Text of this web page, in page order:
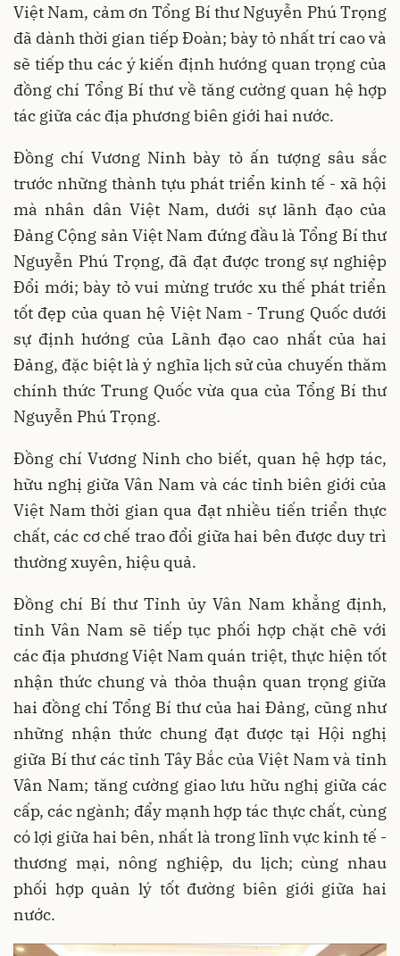
Việt Nam, cảm ơn Tổng Bí thư Nguyễn Phú Trọng
đã dành thời gian tiếp Đoàn; bày tỏ nhất trí cao và
sẽ tiếp thu các ý kiến định hướng quan trọng của
đồng chí Tổng Bí thư về tăng cường quan hệ hợp
tác giữa các địa phương biên giới hai nước.
Đồng chí Vương Ninh bày tỏ ấn tượng sâu sắc
trước những thành tựu phát triển kinh tế - xã hội
mà nhân dân Việt Nam, dưới sự lãnh đạo của
Đảng Cộng sản Việt Nam đứng đầu là Tổng Bí thư
Nguyễn Phú Trọng, đã đạt được trong sự nghiệp
Đổi mới; bày tỏ vui mừng trước xu thế phát triển
tốt đẹp của quan hệ Việt Nam - Trung Quốc dưới
sự định hướng của Lãnh đạo cao nhất của hai
Đảng, đặc biệt là ý nghĩa lịch sử của chuyến thăm
chính thức Trung Quốc vừa qua của Tổng Bí thư
Nguyễn Phú Trọng.
Đồng chí Vương Ninh cho biết, quan hệ hợp tác,
hữu nghị giữa Vân Nam và các tỉnh biên giới của
Việt Nam thời gian qua đạt nhiều tiến triển thực
chất, các cơ chế trao đổi giữa hai bên được duy trì
thường xuyên, hiệu quả.
Đồng chí Bí thư Tỉnh ủy Vân Nam khẳng định,
tỉnh Vân Nam sẽ tiếp tục phối hợp chặt chẽ với
các địa phương Việt Nam quán triệt, thực hiện tốt
nhận thức chung và thỏa thuận quan trọng giữa
hai đồng chí Tổng Bí thư của hai Đảng, cũng như
những nhận thức chung đạt được tại Hội nghị
giữa Bí thư các tỉnh Tây Bắc của Việt Nam và tỉnh
Vân Nam; tăng cường giao lưu hữu nghị giữa các
cấp, các ngành; đẩy mạnh hợp tác thực chất, cùng
có lợi giữa hai bên, nhất là trong lĩnh vực kinh tế -
thương mại, nông nghiệp, du lịch; cùng nhau
phối hợp quản lý tốt đường biên giới giữa hai
nước.